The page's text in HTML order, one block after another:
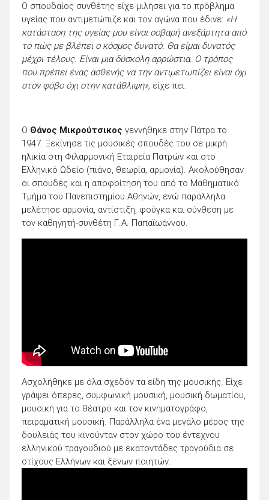
O σπουδαίος συνθέτης είχε μιλήσει για το πρόβλημα
υγείας που αντιμετώπιζε και τον αγώνα που έδινε: «Η
κατάσταση της υγείας μου είναι σοβαρή ανεξάρτητα από
το πώς με βλέπει ο κόσμος δυνατό. Θα είμαι δυνατός
μέχρι τέλους. Είναι μια δύσκολη αρρώστια. Ο τρόπος
που πρέπει ένας ασθενής να την αντιμετωπίζει είναι όχι
στον φόβο όχι στην κατάθλιψη», είχε πει.
Ο Θάνος Μικρούτσικος γεννήθηκε στην Πάτρα το
1947. Ξεκίνησε τις μουσικές σπουδές του σε μικρή
ηλικία στη Φιλαρμονική Εταιρεία Πατρών και στο
Ελληνικό Ωδείο (πιάνο, θεωρία, αρμονία). Ακολούθησαν
οι σπουδές και η αποφοίτηση του από το Μαθηματικό
Τμήμα του Πανεπιστημίου Αθηνών, ενώ παράλληλα
μελέτησε αρμονία, αντίστιξη, φούγκα και σύνθεση με
τον καθηγητή-συνθέτη Γ.Α. Παπαϊωάννου.
Ασχολήθηκε με όλα σχεδόν τα είδη της μουσικής. Είχε
γράψει όπερες, συμφωνική μουσική, μουσική δωματίου,
μουσική για το θέατρο και τον κινηματογράφο,
πειραματική μουσική. Παράλληλα ένα μεγάλο μέρος της
δουλειάς του κινούνταν στον χώρο του έντεχνου
ελληνικού τραγουδιού με εκατοντάδες τραγούδια σε
στίχους Ελλήνων και ξένων ποιητών.